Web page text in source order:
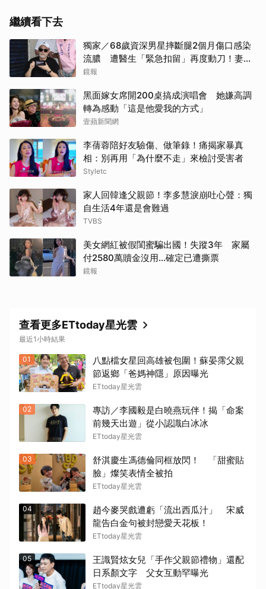
繼續看下去
獨家／68歲資深男星摔斷腿2個月傷口感染
流膿 遭醫生「緊急扣留」再度動刀！妻心
力交瘁曝現況
鏡報
黑面嫁女席開200桌搞成演唱會 她嫌高調
轉為感動「這是他愛我的方式」
壹蘋新聞網
李蒨蓉陪好友驗傷、做筆錄！痛揭家暴真
相：別再用「為什麼不走」來檢討受害者
Styletc
家人回韓逢父親節！李多慧淚崩吐心聲：獨
自生活4年還是會難過
TVBS
美女網紅被假閨蜜騙出國！失蹤3年 家屬
付2580萬贖金沒用…確定已遭撕票
鏡報
查看更多ETtoday星光雲
最近1小時結果
01
八點檔女星回高雄被包圍！蘇晏霈父親
節返鄉「爸媽神隱」原因曝光
ETtoday星光雲
02
專訪／李國毅是白曉燕玩伴！揭「命案
前幾天出遊」從小認識白冰冰
ETtoday星光雲
03
舒淇慶生馮德倫同框放閃！ 「甜蜜貼
臉」燦笑表情全被拍
ETtoday星光雲
04
趙今麥哭戲遭虧「流出西瓜汁」 宋威
龍告白金句被封戀愛天花板！
ETtoday星光雲
05
王識賢炫女兒「手作父親節禮物」還配
日系顏文字 父女互動罕曝光
ETtoday星光雲